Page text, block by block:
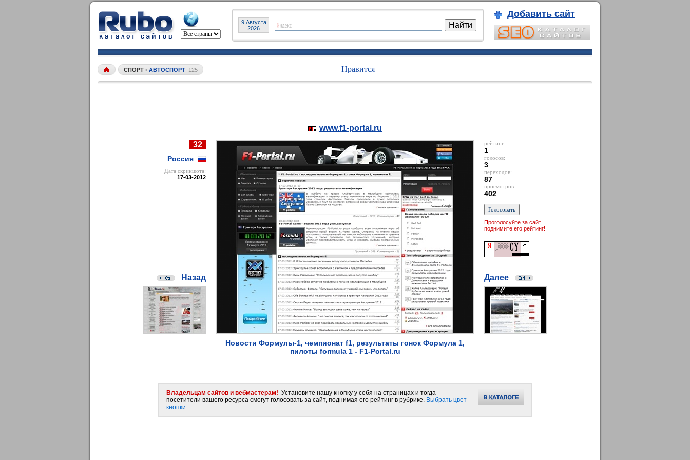
9 Августа
2026
Добавить сайт
СПОРТ • АВТОСПОРТ 125 Нравится
32
Россия
Дата cкриншота:
17-03-2012
Назад
www.f1-portal.ru
Новости Формулы-1, чемпионат f1, результаты гонок Формула 1,
пилоты formula 1 - F1-Portal.ru
рейтинг:
1
голосов:
3
переходов:
87
просмотров:
402
Проголосуйте за сайт
поднимите его рейтинг!
Далее
Владельцам сайтов и вебмастерам! Установите нашу кнопку у себя на страницах и тогда
посетители вашего ресурса смогут голосовать за сайт, поднимая его рейтинг в рубрике. Выбрать цвет
кнопки